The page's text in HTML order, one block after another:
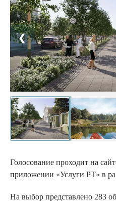
❮
Голосование проходит на
приложении «Услуги РТ» в
На выбор представлено 283